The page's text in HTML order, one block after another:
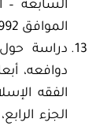
الموافق 1992 ميلادية ص (405-424).
دراسة حول
دوافعه،
الفقه